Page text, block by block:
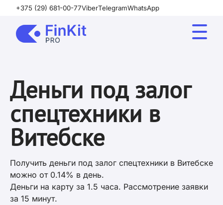
+375 (29) 681-00-77ViberTelegramWhatsApp
Деньги под залог
спецтехники в
Витебске
Получить деньги под залог спецтехники в Витебске
можно от 0.14% в день.
Деньги на карту за 1.5 часа. Рассмотрение заявки
за 15 минут.